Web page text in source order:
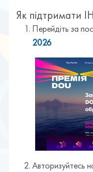
Як підтримати
Перейдіть за
2026
Авторизуйтесь